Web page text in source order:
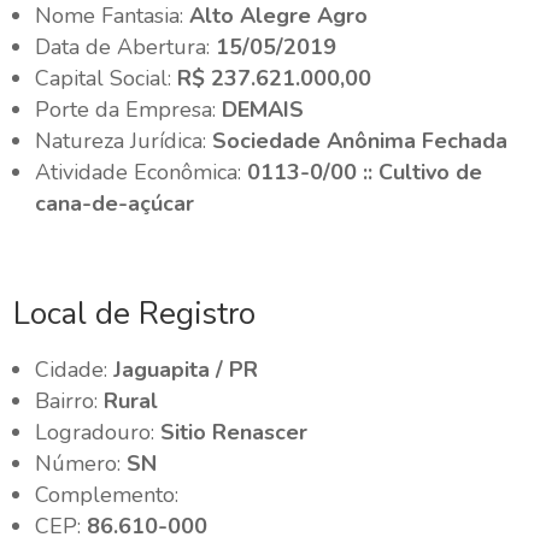
Nome Fantasia:Alto Alegre Agro
Data de Abertura: 15/05/2019
Capital Social: R$ 237.621.000,00
Porte da Empresa: DEMAIS
Natureza Jurídica: Sociedade Anônima Fechada
Atividade Econômica: 0113-0/00 :: Cultivo de
cana-de-açúcar
Local de Registro
Cidade:Jaguapita / PR
Bairro: Rural
Logradouro: Sitio Renascer
Número: SN
Complemento:
CEP: 86.610-000